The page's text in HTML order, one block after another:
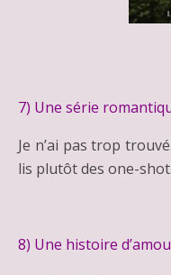
7) Une série
Je n’ai pas trop
lis plutôt des one-shot.
8) Une histoire